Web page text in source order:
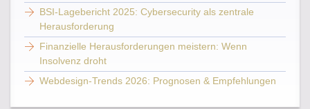
BSI-Lagebericht 2025: Cybersecurity als zentrale
Herausforderung
Finanzielle Herausforderungen meistern: Wenn
Insolvenz droht
Webdesign-Trends 2026: Prognosen & Empfehlungen